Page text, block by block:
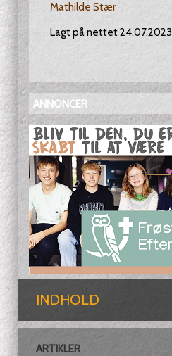
Mathilde Stær
Lagt på nettet 24.07.2023
ANNONCER
INDHOLD
ARTIKLER